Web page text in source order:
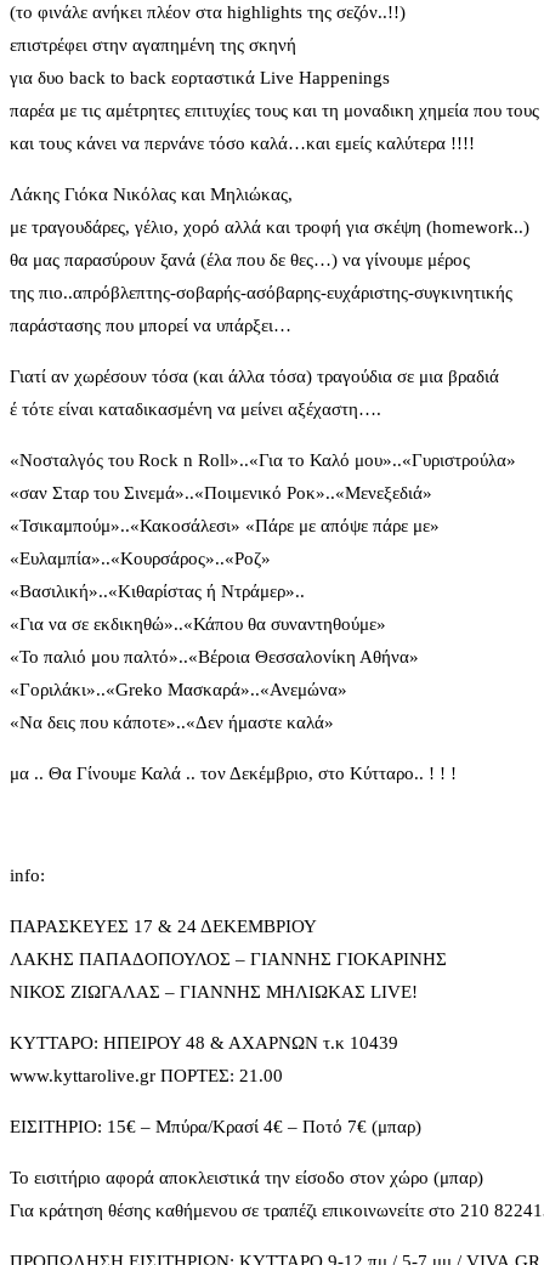
(το φινάλε ανήκει πλέον στα highlights της σεζόν..!!)
επιστρέφει στην αγαπημένη της σκηνή
για δυο back to back εορταστικά Live Happenings
παρέα με τις αμέτρητες επιτυχίες τους και τη μοναδικη χημεία που τους
και τους κάνει να περνάνε τόσο καλά…και εμείς καλύτερα !!!!
Λάκης Γιόκα Νικόλας και Μηλιώκας,
με τραγουδάρες, γέλιο, χορό αλλά και τροφή για σκέψη (homework..)
θα μας παρασύρουν ξανά (έλα που δε θες…) να γίνουμε μέρος
της πιο..απρόβλεπτης-σοβαρής-ασόβαρης-ευχάριστης-συγκινητικής
παράστασης που μπορεί να υπάρξει…
Γιατί αν χωρέσουν τόσα (και άλλα τόσα) τραγούδια σε μια βραδιά
έ τότε είναι καταδικασμένη να μείνει αξέχαστη….
«Νοσταλγός του Rock n Roll»..«Για το Καλό μου»..«Γυριστρούλα»
«σαν Σταρ του Σινεμά»..«Ποιμενικό Ροκ»..«Μενεξεδιά»
«Τσικαμπούμ»..«Κακοσάλεσι» «Πάρε με απόψε πάρε με»
«Ευλαμπία»..«Κουρσάρος»..«Ροζ»
«Βασιλική»..«Κιθαρίστας ή Ντράμερ»..
«Για να σε εκδικηθώ»..«Κάπου θα συναντηθούμε»
«Το παλιό μου παλτό»..«Βέροια Θεσσαλονίκη Αθήνα»
«Γοριλάκι»..«Greko Μασκαρά»..«Ανεμώνα»
«Να δεις που κάποτε»..«Δεν ήμαστε καλά»
μα .. Θα Γίνουμε Καλά .. τον Δεκέμβριο, στο Κύτταρο.. ! ! !
info:
ΠΑΡΑΣΚΕΥΕΣ 17 & 24 ΔΕΚΕΜΒΡΙΟΥ
ΛΑΚΗΣ ΠΑΠΑΔΟΠΟΥΛΟΣ – ΓΙΑΝΝΗΣ ΓΙΟΚΑΡΙΝΗΣ
ΝΙΚΟΣ ΖΙΩΓΑΛΑΣ – ΓΙΑΝΝΗΣ ΜΗΛΙΩΚΑΣ LIVE!
ΚΥΤΤΑΡΟ: ΗΠΕΙΡΟΥ 48 & ΑΧΑΡΝΩΝ τ.κ 10439
www.kyttarolive.gr ΠΟΡΤΕΣ: 21.00
ΕΙΣΙΤΗΡΙΟ: 15€ – Μπύρα/Κρασί 4€ – Ποτό 7€ (μπαρ)
Το εισιτήριο αφορά αποκλειστικά την είσοδο στον χώρο (μπαρ)
Για κράτηση θέσης καθήμενου σε τραπέζι επικοινωνείτε στο 210